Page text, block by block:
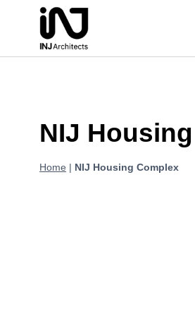
contenu
NIJ
Home | NIJ Housing Complex